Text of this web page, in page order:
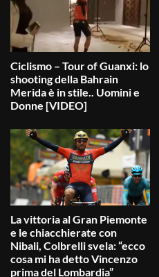
Ciclismo – Tour of Guanxi: lo
shooting della Bahrain
Merida è in stile.. Uomini e
Donne [VIDEO]
La vittoria al Gran Piemonte
e le chiacchierate con
Nibali, Colbrelli svela: “ecco
cosa mi ha detto Vincenzo
prima del Lombardia”